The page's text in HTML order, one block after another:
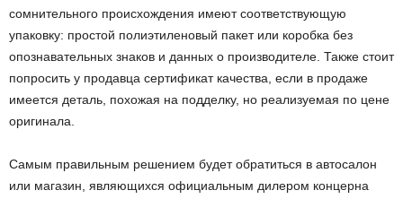
сомнительного происхождения имеют соответствующую
упаковку: простой полиэтиленовый пакет или коробка без
опознавательных знаков и данных о производителе. Также стоит
попросить у продавца сертификат качества, если в продаже
имеется деталь, похожая на подделку, но реализуемая по цене
оригинала.
Самым правильным решением будет обратиться в автосалон
или магазин, являющихся официальным дилером концерна